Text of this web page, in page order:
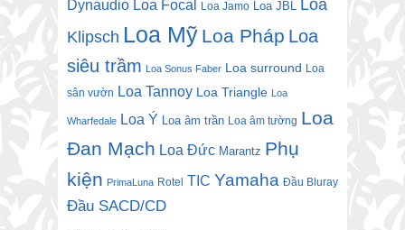
Dynaudio Loa Focal Loa Jamo Loa JBL
Loa
Klipsch Loa Mỹ Loa Pháp Loa
siêu trầm Loa Sonus Faber Loa surround Loa
sân vườn Loa Tannoy Loa Triangle Loa
Wharfedale Loa Ý Loa âm trần Loa âm tường Loa
Đan Mạch Loa Đức Marantz Phụ
kiện PrimaLuna Rotel TIC Yamaha Đầu Bluray
Đầu SACD/CD